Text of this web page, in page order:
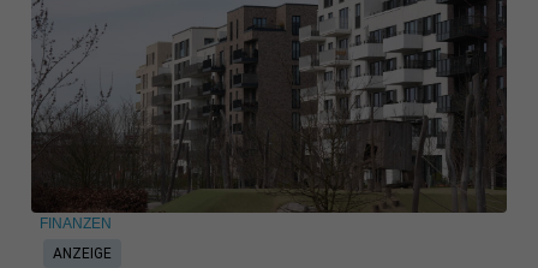
ANZEIGE
FINANZEN